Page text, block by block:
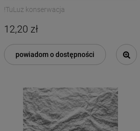
!TuLuz konserwacja
12,20 zł
powiadom o dostępności